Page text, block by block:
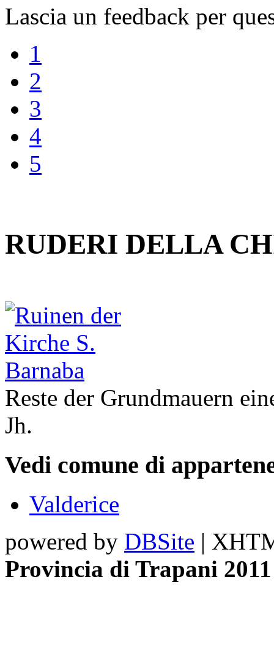
Lascia un feedback per
1
2
3
4
5
RUDERI DELLA
Reste der Grundmauern
Jh.
Vedi comune di
Valderice
powered by DBSite |
Provincia di Trapani 2011